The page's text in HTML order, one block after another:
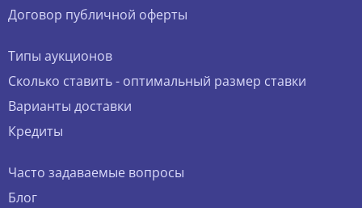
Договор публичной оферты
Типы аукционов
Сколько ставить - оптимальный размер ставки
Варианты доставки
Кредиты
Часто задаваемые вопросы
Блог